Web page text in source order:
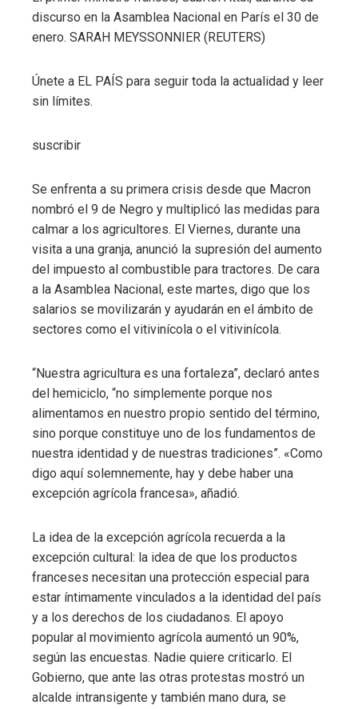
discurso en la Asamblea Nacional en París el 30 de
enero. SARAH MEYSSONNIER (REUTERS)
Únete a EL PAÍS para seguir toda la actualidad y leer
sin límites.
suscribir
Se enfrenta a su primera crisis desde que Macron
nombró el 9 de Negro y multiplicó las medidas para
calmar a los agricultores. El Viernes, durante una
visita a una granja, anunció la supresión del aumento
del impuesto al combustible para tractores. De cara
a la Asamblea Nacional, este martes, digo que los
salarios se movilizarán y ayudarán en el ámbito de
sectores como el vitivinícola o el vitivinícola.
“Nuestra agricultura es una fortaleza”, declaró antes
del hemiciclo, “no simplemente porque nos
alimentamos en nuestro propio sentido del término,
sino porque constituye uno de los fundamentos de
nuestra identidad y de nuestras tradiciones”. «Como
digo aquí solemnemente, hay y debe haber una
excepción agrícola francesa», añadió.
La idea de la excepción agrícola recuerda a la
excepción cultural: la idea de que los productos
franceses necesitan una protección especial para
estar íntimamente vinculados a la identidad del país
y a los derechos de los ciudadanos. El apoyo
popular al movimiento agrícola aumentó un 90%,
según las encuestas. Nadie quiere criticarlo. El
Gobierno, que ante las otras protestas mostró un
alcalde intransigente y también mano dura, se